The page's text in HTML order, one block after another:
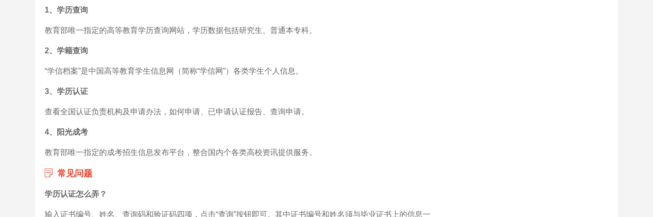
1、学历查询
教育部唯一指定的高等教育学历查询网站，学历数据包括研究生、普通本专科。
2、学籍查询
“学信档案”是中国高等教育学生信息网（简称“学信网”）各类学生个人信息。
3、学历认证
查看全国认证负责机构及申请办法，如何申请、已申请认证报告、查询申请。
4、阳光成考
教育部唯一指定的成考招生信息发布平台，整合国内个各类高校资讯提供服务。
常见问题
学历认证怎么弄？
输入证书编号、姓名、查询码和验证码四项，点击“查询”按钮即可。其中证书编号和姓名须与毕业证书上的信息一